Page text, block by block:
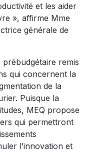
et les aider
», affirme Mme
générale de
remis
qui concernent la
de la
Puisque la
MEQ propose
qui permettront
l’innovation et